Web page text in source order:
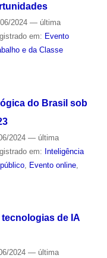
2024 — última
em: Evento
e da Classe
do Brasil sob
2024 — última
em: Inteligência
, Evento online,
de IA
2024 — última